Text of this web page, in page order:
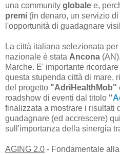
una community globale e,
premi (in denaro, un servizio
l'opportunità di guadagnare
La città italiana selezionata
nazionale è stata Ancona
Marche. E' importante
questa stupenda città di mare,
del progetto "AdriHealthMob"
roadshow di eventi dal titolo "
finalizzata a mostrare i risultati
guadagnare (ed accrescere)
sull'importanza della sinergia
AGING 2.0 - Fondamentale